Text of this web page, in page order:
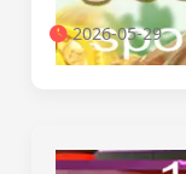
2026-05-29